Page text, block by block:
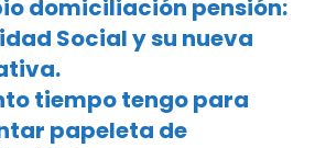
domiciliación pensión:
Social y su nueva
tiempo tengo para
papeleta de